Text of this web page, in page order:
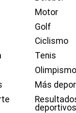
Motor
Golf
Ciclismo
Tenis
Olimpismo
Más
deportivos